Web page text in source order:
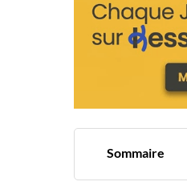
Sommaire